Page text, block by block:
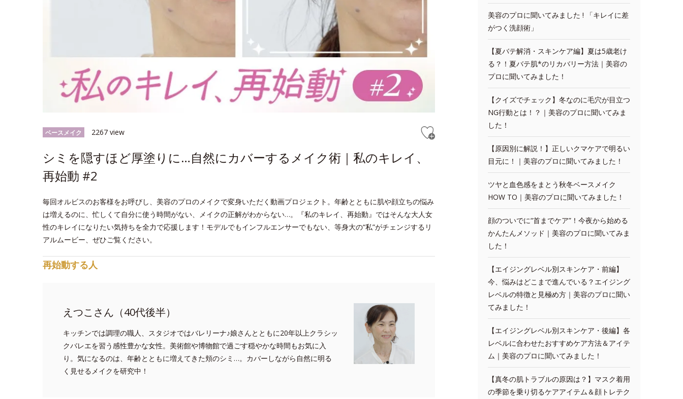
ベースメイク 2267 view
シミを隠すほど厚塗りに…自然にカバーするメイク術｜私のキレイ、
再始動 #2
毎回オルビスのお客様をお呼びし、美容のプロのメイクで変身いただく動画プロジェクト。年齢とともに肌や顔立ちの悩み
は増えるのに、忙しくて自分に使う時間がない、メイクの正解がわからない…。『私のキレイ、再始動』ではそんな大人女
性のキレイになりたい気持ちを全力で応援します！モデルでもインフルエンサーでもない、等身大の“私”がチェンジするリ
アルムービー、ぜひご覧ください。
再始動する人
えつこさん（40代後半）
キッチンでは調理の職人、スタジオではバレリーナ♪娘さんとともに20年以上クラシッ
クバレエを習う感性豊かな女性。美術館や博物館で過ごす穏やかな時間もお気に入
り。気になるのは、年齢とともに増えてきた頬のシミ…。カバーしながら自然に明る
く見せるメイクを研究中！
美容のプロに聞いてみました ! 「キレイに差
がつく洗顔術」
【夏バテ解消・スキンケア編】夏は5歳老け
る？！夏バテ肌*のリカバリー方法｜美容の
プロに聞いてみました！
【クイズでチェック】冬なのに毛穴が目立つ
NG行動とは！？｜美容のプロに聞いてみま
した！
【原因別に解説！】正しいクマケアで明るい
目元に！｜美容のプロに聞いてみました！
ツヤと血色感をまとう秋冬ベースメイク
HOW TO｜美容のプロに聞いてみました！
顔のついでに“首までケア”！今夜から始める
かんたんメソッド｜美容のプロに聞いてみま
した！
【エイジングレベル別スキンケア・前編】
今、悩みはどこまで進んでいる？エイジング
レベルの特徴と見極め方｜美容のプロに聞い
てみました！
【エイジングレベル別スキンケア・後編】各
レベルに合わせたおすすめケア方法＆アイテ
ム｜美容のプロに聞いてみました！
【真冬の肌トラブルの原因は？】マスク着用
の季節を乗り切るケアアイテム＆顔トレテク